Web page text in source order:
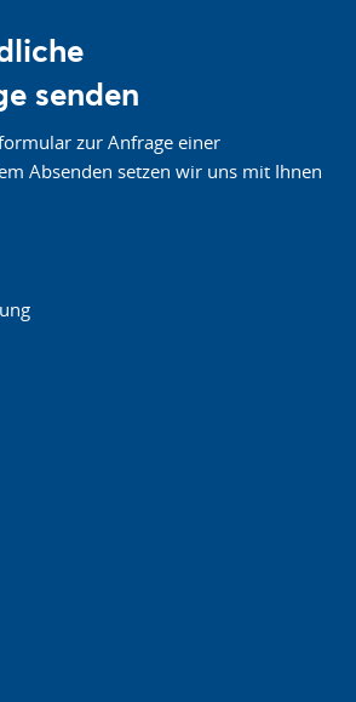
senden
zur Anfrage einer
Absenden setzen wir uns mit Ihnen